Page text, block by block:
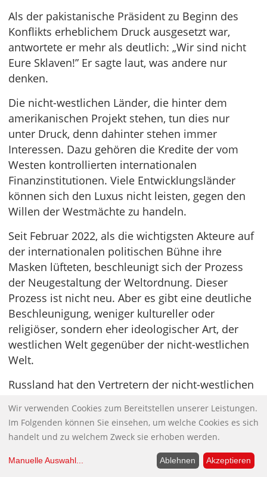
Als der pakistanische Präsident zu Beginn des
Konflikts erheblichem Druck ausgesetzt war,
antwortete er mehr als deutlich: „Wir sind nicht
Eure Sklaven!” Er sagte laut, was andere nur
denken.
Die nicht-westlichen Länder, die hinter dem
amerikanischen Projekt stehen, tun dies nur
unter Druck, denn dahinter stehen immer
Interessen. Dazu gehören die Kredite der vom
Westen kontrollierten internationalen
Finanzinstitutionen. Viele Entwicklungsländer
können sich den Luxus nicht leisten, gegen den
Willen der Westmächte zu handeln.
Seit Februar 2022, als die wichtigsten Akteure auf
der internationalen politischen Bühne ihre
Masken lüfteten, beschleunigt sich der Prozess
der Neugestaltung der Weltordnung. Dieser
Prozess ist nicht neu. Aber es gibt eine deutliche
Beschleunigung, weniger kultureller oder
religiöser, sondern eher ideologischer Art, der
westlichen Welt gegenüber der nicht-westlichen
Welt.
Russland hat den Vertretern der nicht-westlichen
Alternative basiert nicht auf dem Beitritt zu einem
neuen Block, sondern auf bilateralen und
Nichteinmischung. Wenn westliche Experten Lust
Wir verwenden Cookies zum Bereitstellen unserer Leistungen.
Im Folgenden können Sie einsehen, um welche Cookies es sich
handelt und zu welchem Zweck sie erhoben werden.
Manuelle Auswahl... Ablehnen Akzeptieren